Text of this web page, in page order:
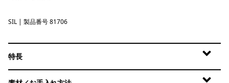
Silver
SIL | 製品番号 81706
特長